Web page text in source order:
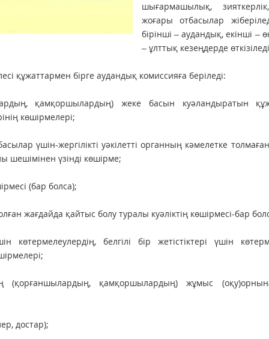
шығармашылық,
жоғары отбасылар
бірінші – аудандық, екінші –
– ұлттық кезеңдерде
құжаттармен бірге аудандық комиссияға беріледі:
қамқоршылардың) жеке басын куәландыратын
көшірмелері;
үшін-жергілікті уәкілетті органның кәмелетке
шешімінен үзінді көшірме;
(бар болса);
жағдайда қайтыс болу туралы куәліктің көшірмесі-бар
көтермелеулердің, белгілі бір жетістіктері үшін
(қорғаншылардың, қамқоршылардың) жұмыс
достар);